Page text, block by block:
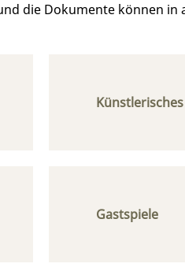
die Dokumente können in
Gastspiele